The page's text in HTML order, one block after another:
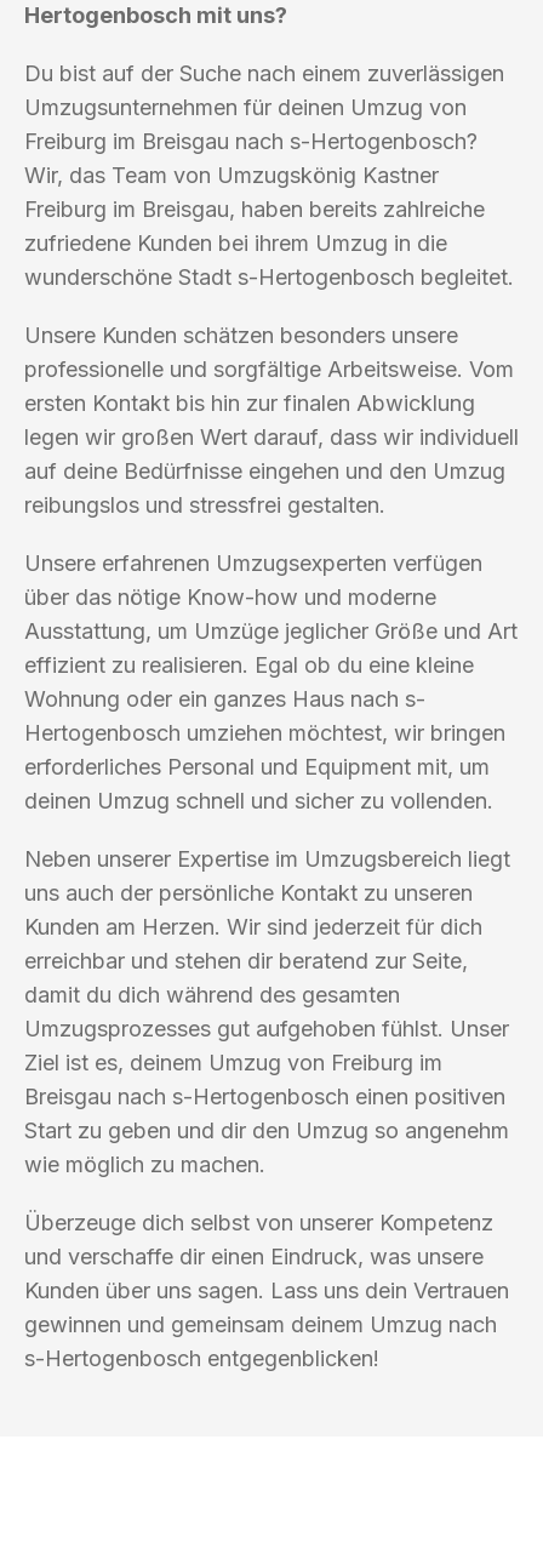
Hertogenbosch mit uns?
Du bist auf der Suche nach einem zuverlässigen
Umzugsunternehmen für deinen Umzug von
Freiburg im Breisgau nach s-Hertogenbosch?
Wir, das Team von Umzugskönig Kastner
Freiburg im Breisgau, haben bereits zahlreiche
zufriedene Kunden bei ihrem Umzug in die
wunderschöne Stadt s-Hertogenbosch begleitet.
Unsere Kunden schätzen besonders unsere
professionelle und sorgfältige Arbeitsweise. Vom
ersten Kontakt bis hin zur finalen Abwicklung
legen wir großen Wert darauf, dass wir individuell
auf deine Bedürfnisse eingehen und den Umzug
reibungslos und stressfrei gestalten.
Unsere erfahrenen Umzugsexperten verfügen
über das nötige Know-how und moderne
Ausstattung, um Umzüge jeglicher Größe und Art
effizient zu realisieren. Egal ob du eine kleine
Wohnung oder ein ganzes Haus nach s-
Hertogenbosch umziehen möchtest, wir bringen
erforderliches Personal und Equipment mit, um
deinen Umzug schnell und sicher zu vollenden.
Neben unserer Expertise im Umzugsbereich liegt
uns auch der persönliche Kontakt zu unseren
Kunden am Herzen. Wir sind jederzeit für dich
erreichbar und stehen dir beratend zur Seite,
damit du dich während des gesamten
Umzugsprozesses gut aufgehoben fühlst. Unser
Ziel ist es, deinem Umzug von Freiburg im
Breisgau nach s-Hertogenbosch einen positiven
Start zu geben und dir den Umzug so angenehm
wie möglich zu machen.
Überzeuge dich selbst von unserer Kompetenz
und verschaffe dir einen Eindruck, was unsere
Kunden über uns sagen. Lass uns dein Vertrauen
gewinnen und gemeinsam deinem Umzug nach
s-Hertogenbosch entgegenblicken!